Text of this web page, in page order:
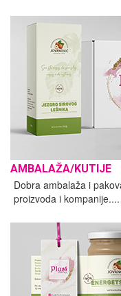
AMBALAŽA/KUTIJE
Dobra ambalaža i
proizvoda i kompanije....